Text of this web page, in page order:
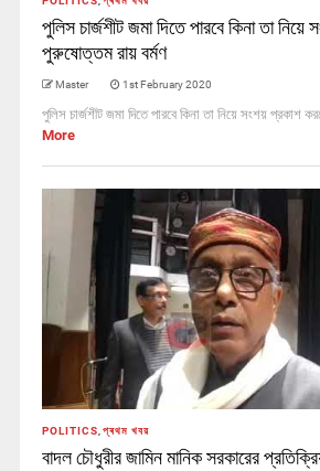
পুলিস চার্জশীট জমা দিতে পারবে কিনা তা
পুরুষোত্তম রায় বর্মণ
Master 1st February 2020
পুলিস চার্জশীট জমা দিতে পারবে কিনা তা নিয়ে সংশয় প্রকাশ
More
POLITICS প্ৰথম খবর
বাদল চৌধুরীর জামিন মানিক সরকারের